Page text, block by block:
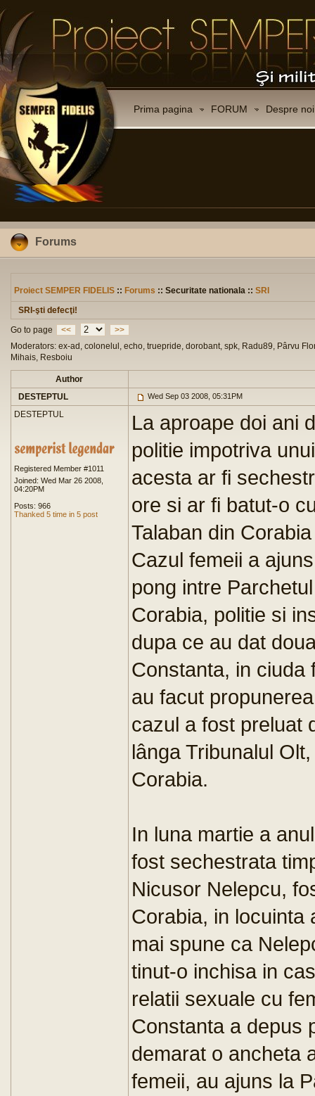
Prima pagina FORUM Despre noi
Forums
Proiect SEMPER FIDELIS :: Forums :: Securitate nationala :: SRI
SRI-şti defecţi!
Go to page
<<
>>
Moderators: ex-ad, colonelul, echo, truepride, dorobant, spk, Radu89, Pârvu
Mihais, Resboiu
Author
DESTEPTUL
Wed Sep 03 2008, 05:31PM
DESTEPTUL
Registered Member #1011
Joined: Wed Mar 26 2008,
04:20PM
Posts: 966
Thanked 5 time in 5 post
La aproape doi ani
politie impotriva
acesta ar fi
ore si ar fi batut-o
Talaban din
Cazul femeii a
pong intre
Corabia, politie si
dupa ce au dat
Constanta, in ciuda
au facut
cazul a fost preluat
lânga Tribunalul
Corabia.
In luna martie a
fost sechestrata
Nicusor Nelepcu,
Corabia, in locuinta
mai spune ca
tinut-o inchisa in
relatii sexuale cu
Constanta a depus
demarat o ancheta
femeii, au ajuns la